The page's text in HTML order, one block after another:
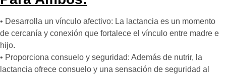
• Desarrolla un vínculo afectivo: La lactancia es un momento
de cercanía y conexión que fortalece el vínculo entre madre e
hijo.
• Proporciona consuelo y seguridad: Además de nutrir, la
lactancia ofrece consuelo y una sensación de seguridad al